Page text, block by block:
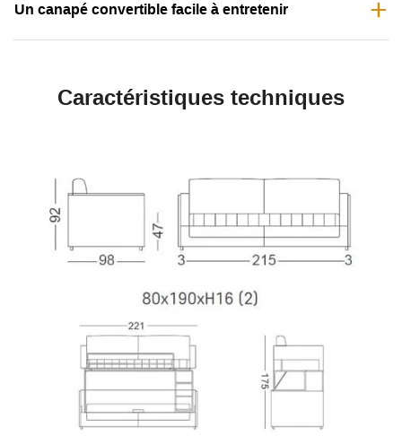
Un canapé convertible facile à entretenir
Caractéristiques techniques